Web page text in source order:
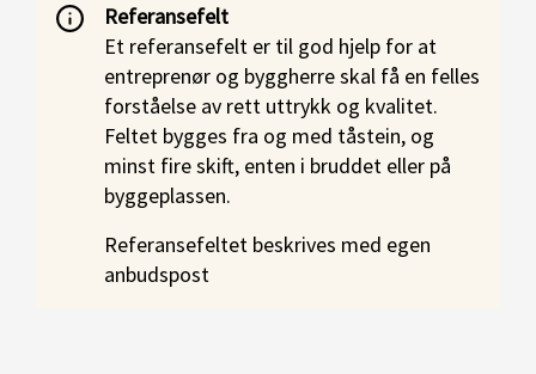
Referansefelt
Et referansefelt er til god hjelp for at
entreprenør og byggherre skal få en felles
forståelse av rett uttrykk og kvalitet.
Feltet bygges fra og med tåstein, og
minst fire skift, enten i bruddet eller på
byggeplassen.
Referansefeltet beskrives med egen
anbudspost